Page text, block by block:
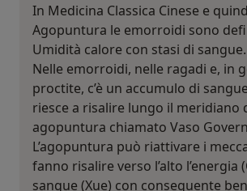
In Medicina Classica Cinese e
Agopuntura le emorroidi sono
Umidità calore con stasi di sangue.
Nelle emorroidi, nelle ragadi e, in
proctite, c’è un accumulo di
riesce a risalire lungo il meridiano
agopuntura chiamato Vaso
L’agopuntura può riattivare i
fanno risalire verso l’alto l’energia
sangue (Xue) con conseguente